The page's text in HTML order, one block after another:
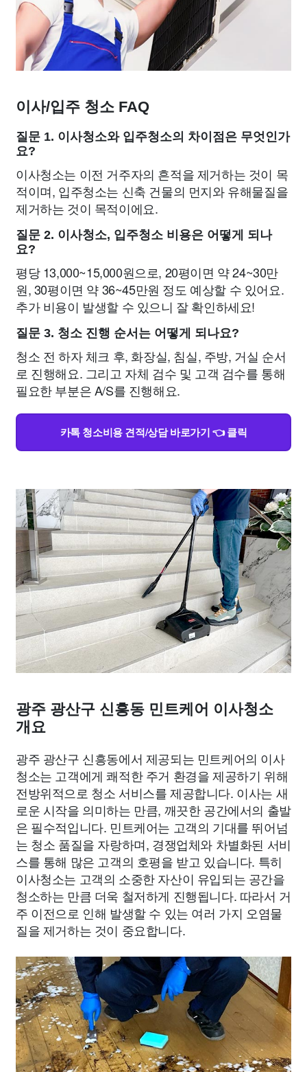
이사/입주 청소 FAQ
질문 1. 이사청소와 입주청소의 차이점은 무엇인가
요?
이사청소는 이전 거주자의 흔적을 제거하는 것이 목
적이며, 입주청소는 신축 건물의 먼지와 유해물질을
제거하는 것이 목적이에요.
질문 2. 이사청소, 입주청소 비용은 어떻게 되나
요?
평당 13,000~15,000원으로, 20평이면 약 24~30만
원, 30평이면 약 36~45만원 정도 예상할 수 있어요.
추가 비용이 발생할 수 있으니 잘 확인하세요!
질문 3. 청소 진행 순서는 어떻게 되나요?
청소 전 하자 체크 후, 화장실, 침실, 주방, 거실 순서
로 진행해요. 그리고 자체 검수 및 고객 검수를 통해
필요한 부분은 A/S를 진행해요.
카톡 청소비용 견적/상담 바로가기 👈 클릭
광주 광산구 신흥동 민트케어 이사청소
개요
광주 광산구 신흥동에서 제공되는 민트케어의 이사
청소는 고객에게 쾌적한 주거 환경을 제공하기 위해
전방위적으로 청소 서비스를 제공합니다. 이사는 새
로운 시작을 의미하는 만큼, 깨끗한 공간에서의 출발
은 필수적입니다. 민트케어는 고객의 기대를 뛰어넘
는 청소 품질을 자랑하며, 경쟁업체와 차별화된 서비
스를 통해 많은 고객의 호평을 받고 있습니다. 특히
이사청소는 고객의 소중한 자산이 유입되는 공간을
청소하는 만큼 더욱 철저하게 진행됩니다. 따라서 거
주 이전으로 인해 발생할 수 있는 여러 가지 오염물
질을 제거하는 것이 중요합니다.